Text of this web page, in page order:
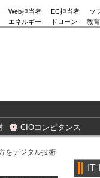
Web担当者 EC担当者
ソ
エネルギー
ドローン 教
CIOコンピタンス
をデジタル技術
IT